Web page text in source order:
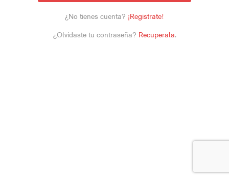
¿No tienes cuenta? ¡Registrate!
¿Olvidaste tu contraseña? Recuperala.